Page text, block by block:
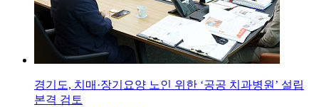
경기도, 치매·장기요양 노인 위한 ‘공공 치과병원’ 설립
본격 검토